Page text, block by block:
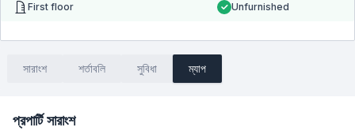
First floor
Unfurnished
সারাংশ শর্তাবলি সুবিধা ম্যাপ
প্রপার্টি সারাংশ